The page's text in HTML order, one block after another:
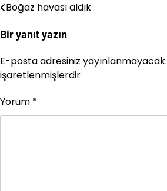
Yazı
gezinmesi
Boğaz havası aldık
Bir yanıt yazın
E-posta adresiniz yayınlanmayacak.
işaretlenmişlerdir
Yorum *